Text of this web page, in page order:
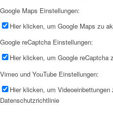
Google Maps Einstellungen:
Hier klicken, um Google Maps zu
Google reCaptcha Einstellungen:
Hier klicken, um Google reCaptcha
Vimeo und YouTube Einstellungen:
Hier klicken, um
Datenschutzrichtlinie